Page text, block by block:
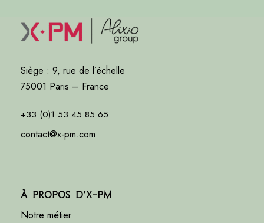
Siège : 9, rue de l’échelle
75001 Paris – France
+33 (0)1 53 45 85 65
contact@x-pm.com
À propos d’X-PM
Notre métier